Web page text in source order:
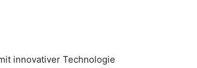
innovativer Technologie